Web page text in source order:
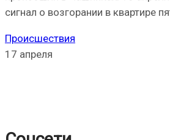
сигнал о возгорании в квартире
Происшествия
17 апреля